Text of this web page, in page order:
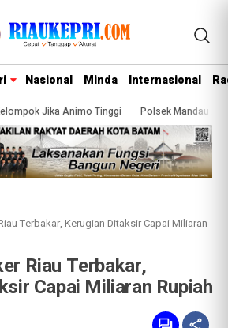
Nasional Minda Internasional
Jika Animo Tinggi Polsek Mandau
Terbakar, Kerugian Ditaksir Capai Miliaran
Riau Terbakar,
Capai Miliaran Rupiah